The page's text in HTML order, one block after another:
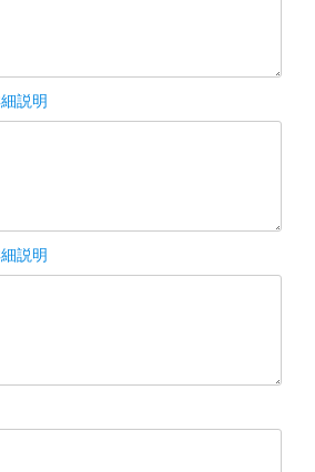
説明
説明